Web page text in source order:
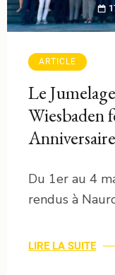
ARTICLE
Le
Wiesbaden
Du 1er au 4
rendus à
LIRE LA SUITE